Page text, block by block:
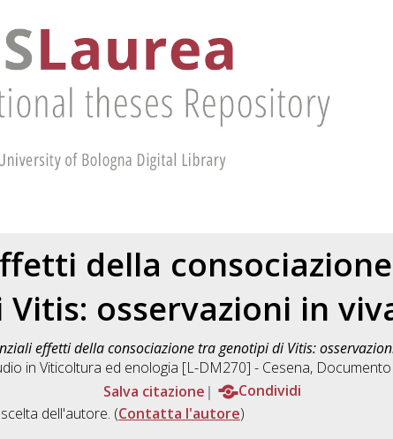
della
Vitis: osservazioni in
effetti della consociazione tra genotipi di Vitis:
in Viticoltura ed enologia [L-DM270] - Cesena,
Salva citazione
Condividi
dell'autore. (Contatta l'autore)